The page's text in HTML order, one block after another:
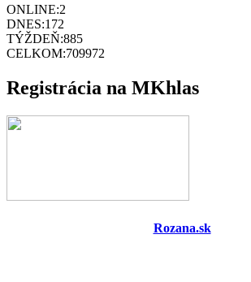
ONLINE:2
DNES:172
TÝŽDEŇ:885
CELKOM:709972
Registrácia na MKhlas
Rozana.sk